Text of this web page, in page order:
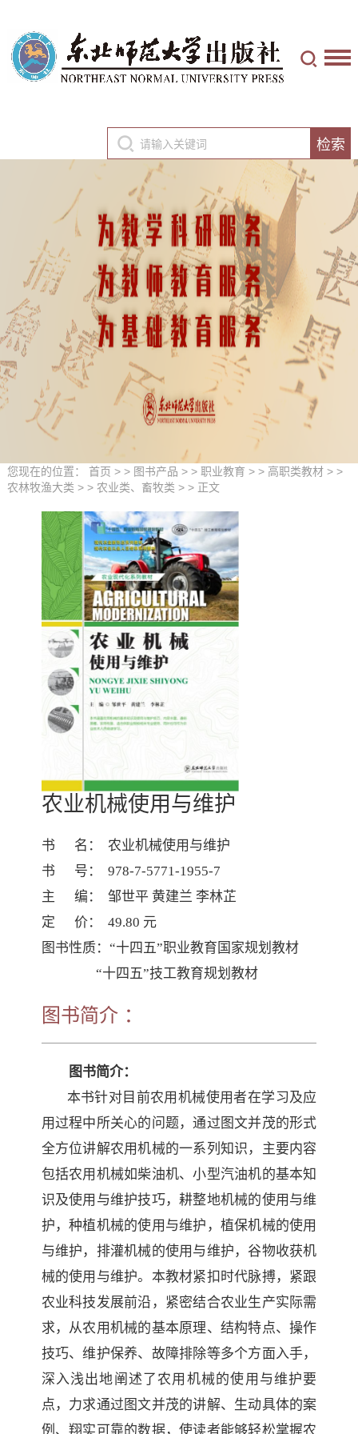
您现在的位置： 首页 > > 图书产品 > > 职业教育 > > 高职类教材> >
农林牧渔大类 > > 农业类、畜牧类 > > 正文
农业机械使用与维护
书      名：  农业机械使用与维护
书      号：  978-7-5771-1955-7
主      编：  邹世平 黄建兰 李林芷
定      价：  49.80 元
图书性质：“十四五”职业教育国家规划教材
                 “十四五”技工教育规划教材
图书简介 ：
图书简介：
本书针对目前农用机械使用者在学习及应
用过程中所关心的问题，通过图文并茂的形式
全方位讲解农用机械的一系列知识，主要内容
包括农用机械如柴油机、小型汽油机的基本知
识及使用与维护技巧，耕整地机械的使用与维
护，种植机械的使用与维护，植保机械的使用
与维护，排灌机械的使用与维护，谷物收获机
械的使用与维护。本教材紧扣时代脉搏，紧跟
农业科技发展前沿，紧密结合农业生产实际需
求， 从农用机械的基本原理、结构特点、操作
技巧、维护保养、故障排除等多个方面入手，
深入浅出地阐述了农用机械的使用与维护要
点，力求通过图文并茂的讲解、生动具体的案
例、翔实可靠的数据，使读者能够轻松掌握农